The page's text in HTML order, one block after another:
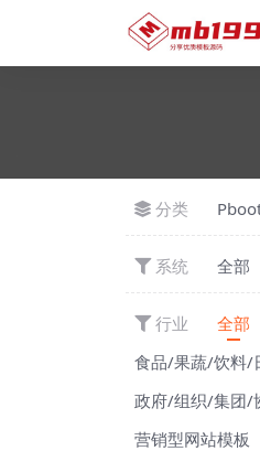
分类
系统 全部
行业 全部
食品/果蔬/饮料/
政府/组织/集团/
营销型网站模板